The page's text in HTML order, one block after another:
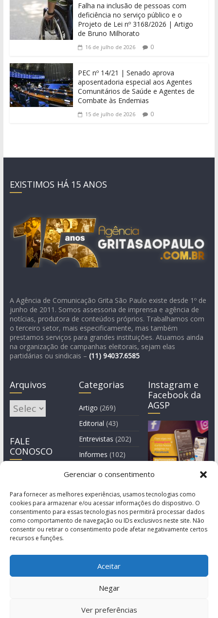
Gerenciar o consentimento
Para fornecer as melhores experiências, usamos tecnologias como
cookies para armazenar e/ou acessar informações do dispositivo. O
consentimento para essas tecnologias nos permitirá processar dados
como comportamento de navegação ou IDs exclusivos neste site. Não
consentir ou retirar o consentimento pode afetar negativamente certos
recursos e funções.
Aceitar
Negar
Ver preferências
Falha na inclusão de pessoas com
deficiência no serviço público e o
Projeto de Lei nº 3168/2026 | Artigo
de Bruno Milhorato
16 de julho de 2026 0
PEC nº 14/21 | Senado aprova
aposentadoria especial aos Agentes
Comunitários de Saúde e Agentes de
Combate às Endemias
15 de julho de 2026 0
EXISTIMOS HÁ 15 ANOS
A Agência de Comunicação Grita São Paulo existe desde 1º de
junho de 2011. Somos assessoria de imprensa e agência de
notícias, produtora de conteúdos próprios. Trabalhamos com
o terceiro setor, mais especificamente, mas também
prestamos serviços para grandes instituições. Atuamos ainda
na organização de campanhas eleitorais, sejam elas
partidárias ou sindicais – (11) 94037.6585
Arquivos
Arquivos
FALE
CONOSCO
Categorias
Artigo (269)
Editorial (43)
Entrevistas (202)
Informes (102)
Manchete
Instagram e
Facebook da
AGSP
© Copyright 2011-2026
Agência de Comunicação Grita São Paulo